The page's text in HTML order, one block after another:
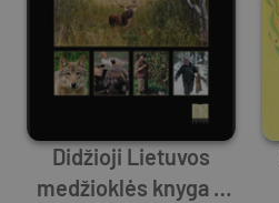
Didžioji Lietuvos
medžioklės knyga 2